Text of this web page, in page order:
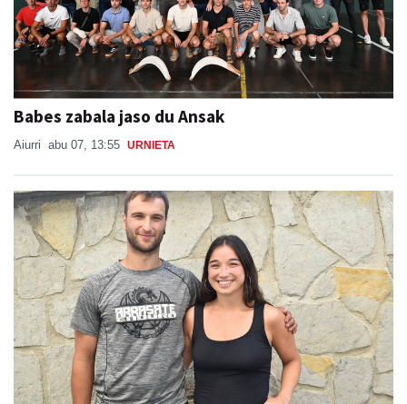
Babes zabala jaso du Ansak
Aiurri abu 07, 13:55 URNIETA